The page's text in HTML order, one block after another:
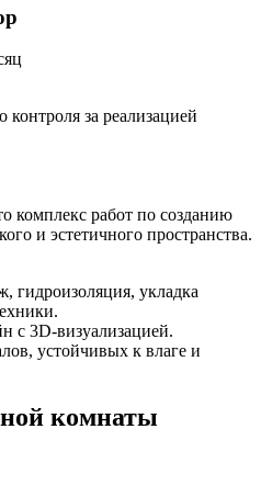
за реализацией
комплекс работ по созданию
и эстетичного пространства.
гидроизоляция, укладка
с 3D-визуализацией.
устойчивых к влаге и
комнаты